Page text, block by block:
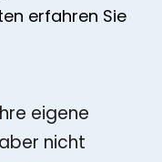
erfahren Sie
eigene
nicht